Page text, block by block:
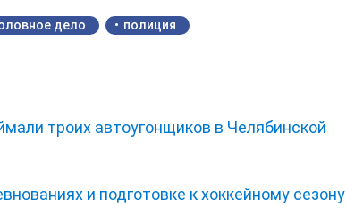
дело полиция
троих автоугонщиков в Челябинской
и подготовке к хоккейному сезону